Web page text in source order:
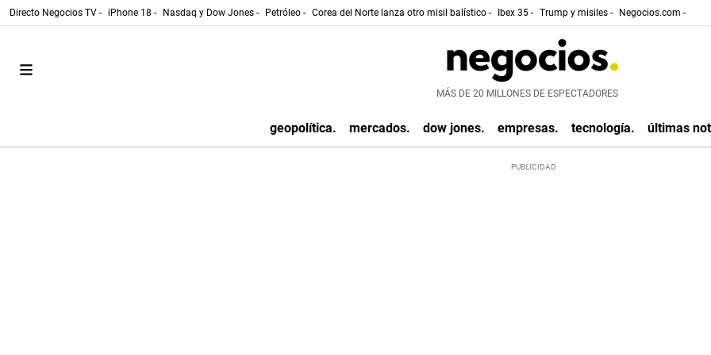
Directo Negocios TV - iPhone 18 - Nasdaq y Dow Jones - Petróleo - Corea del Norte lanza otro misil balístico - Ibex 35 - Trump y misiles - Negocios.com -
MÁS DE 20 MILLONES DE ESPECTADORES
geopolítica. mercados. dow jones. empresas. tecnología. últimas